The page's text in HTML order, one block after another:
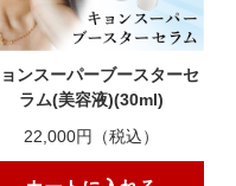
。使い続けます!
すめレベル：
ンスーパーブースターセ
ラム(美容液)(30ml)
22,000円（税込）